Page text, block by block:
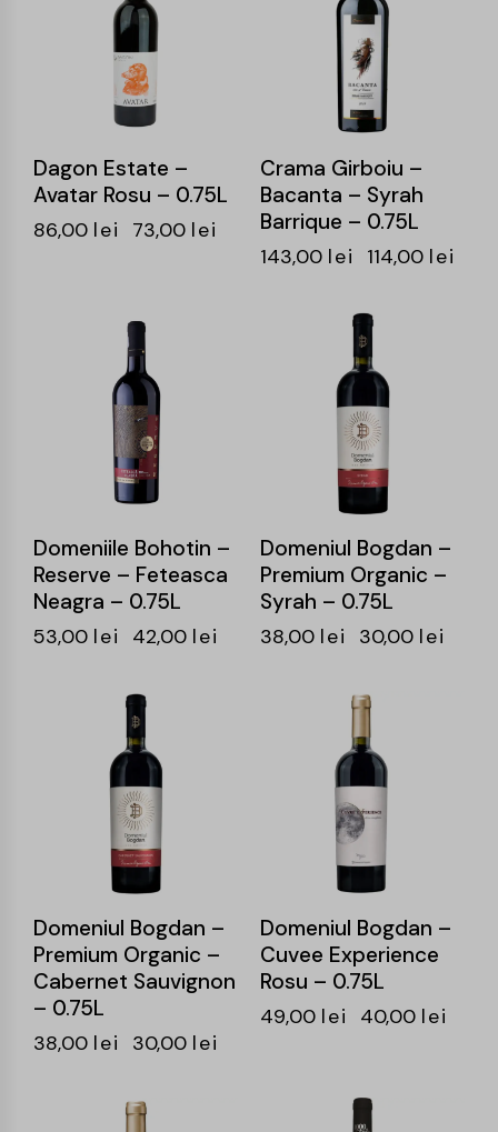
Dagon Estate –
Avatar Rosu – 0.75L
86,00 lei 73,00 lei
Crama Girboiu –
Bacanta – Syrah
Barrique – 0.75L
143,00 lei 114,00 lei
Domeniile Bohotin –
Reserve – Feteasca
Neagra – 0.75L
53,00 lei 42,00 lei
Domeniul Bogdan –
Premium Organic –
Syrah – 0.75L
38,00 lei 30,00 lei
Domeniul Bogdan –
Premium Organic –
Cabernet Sauvignon
– 0.75L
38,00 lei 30,00 lei
Domeniul Bogdan –
Cuvee Experience
Rosu – 0.75L
49,00 lei 40,00 lei